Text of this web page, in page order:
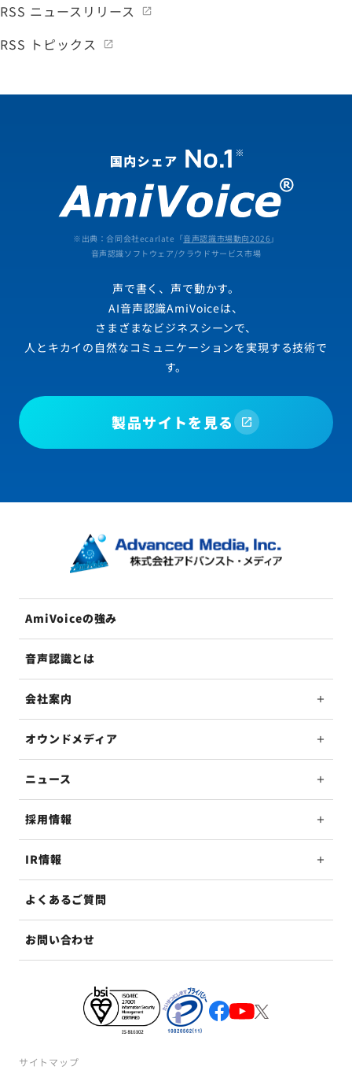
RSS ニュースリリース
RSS トピックス
※出典：合同会社ecarlate「音声認識市場動向2026 」
音声認識ソフトウェア/クラウドサービス市場
声で書く、声で動かす。
AI音声認識AmiVoiceは、
さまざまなビジネスシーンで、
人とキカイの自然なコミュニケーションを実現する技術で
す。
製品サイトを見る
AmiVoiceの強み
音声認識とは
会社案内
オウンドメディア
ニュース
採用情報
IR情報
よくあるご質問
お問い合わせ
サイトマップ